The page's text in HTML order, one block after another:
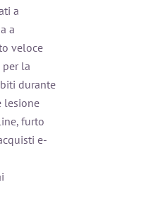
a
a
veloce
per la
durante
lesione
furto
e-